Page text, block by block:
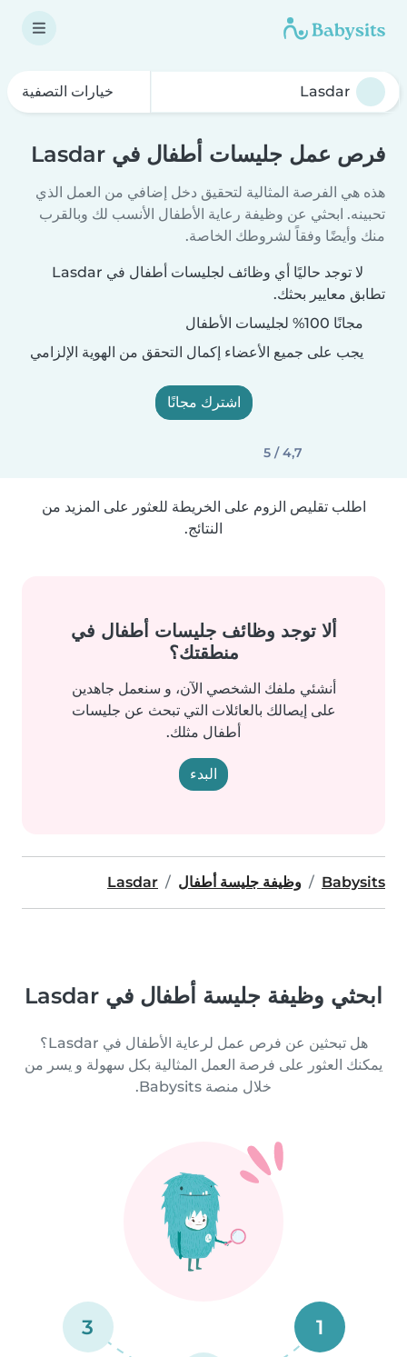
خيارات التصفية
فرص عمل جليسات أطفال في Lasdar
هذه هي الفرصة المثالية لتحقيق دخل إضافي من العمل الذي
تحبينه. ابحثي عن وظيفة رعاية الأطفال الأنسب لك وبالقرب
منك وأيضًا وفقاً لشروطك الخاصة.
لا توجد حاليًا أي وظائف لجليسات أطفال في Lasdar
تطابق معايير بحثك.
مجانًا 100% لجليسات الأطفال
يجب على جميع الأعضاء إكمال التحقق من الهوية الإلزامي
اشترك مجانًا
4,7 / 5
اطلب تقليص الزوم على الخريطة للعثور على المزيد من
النتائج.
ألا توجد وظائف جليسات أطفال في
منطقتك؟
أنشئي ملفك الشخصي الآن، و سنعمل جاهدين
على إيصالك بالعائلات التي تبحث عن جليسات
أطفال مثلك.
البدء
Babysits وظيفة جليسة أطفال Lasdar
ابحثي وظيفة جليسة أطفال في Lasdar
هل تبحثين عن فرص عمل لرعاية الأطفال في Lasdar؟
يمكنك العثور على فرصة العمل المثالية بكل سهولة و يسر من
خلال منصة Babysits.
1
3